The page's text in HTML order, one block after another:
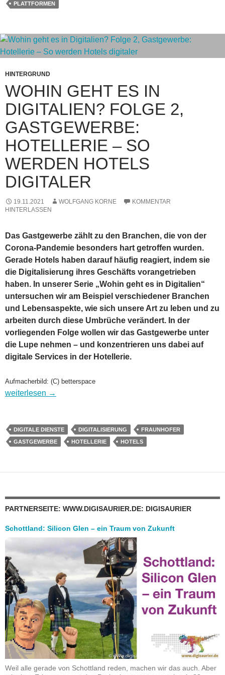
PLATTFORMEN
HINTERGRUND
WOHIN GEHT ES IN
DIGITALIEN? FOLGE 2,
GASTGEWERBE:
HOTELLERIE – SO
WERDEN HOTELS
DIGITALER
19.11.2021 WOLFGANG KORNE
KOMMENTAR
HINTERLASSEN
Das Gastgewerbe zählt zu den Branchen, die von der
Corona-Pandemie besonders hart getroffen wurden.
Gerade Hotels haben darauf häufig reagiert, indem sie
die Digitalisierung ihres Geschäfts vorangetrieben
haben. In unserer Serie „Wohin geht es in Digitalien“
untersuchen wir am Beispiel verschiedener Branchen
und Lebensaspekte, wie sich unsere Art zu leben und zu
arbeiten durch diese Umbrüche verändert. In der
vorliegenden Folge wollen wir das Gastgewerbe unter
die Lupe nehmen – und konzentrieren uns dabei auf
digitale Services in der Hotellerie.
Aufmacherbild: (C) betterspace
Wohin geht es in Digitalien? Folge 2, Gastgewerbe:
weiterlesen →
DIGITALE DIENSTE DIGITALISIERUNG
FRAUNHOFER
GASTGEWERBE
HOTELLERIE HOTELS
PARTNERSEITE: WWW.DIGISAURIER.DE: DIGISAURIER
Schottland: Silicon Glen – ein Traum von Zukunft
Weil alle gerade von Schottland reden, machen wir das auch. Aber